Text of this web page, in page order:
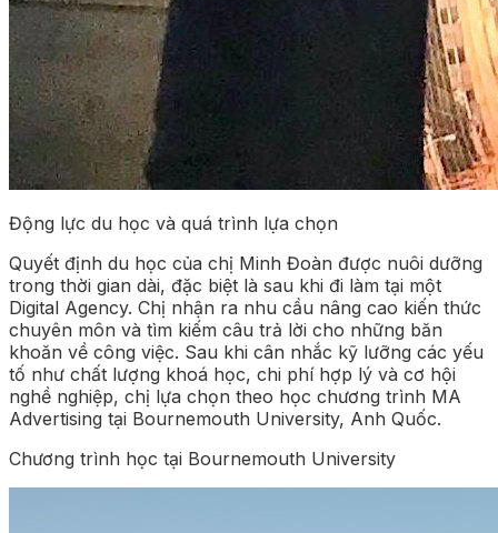
Động lực du học và quá trình lựa chọn
Quyết định du học của chị Minh Đoàn được nuôi dưỡng
trong thời gian dài, đặc biệt là sau khi đi làm tại một
Digital Agency. Chị nhận ra nhu cầu nâng cao kiến thức
chuyên môn và tìm kiếm câu trả lời cho những băn
khoăn về công việc. Sau khi cân nhắc kỹ lưỡng các yếu
tố như chất lượng khoá học, chi phí hợp lý và cơ hội
nghề nghiệp, chị lựa chọn theo học chương trình MA
Advertising tại Bournemouth University, Anh Quốc.
Chương trình học tại Bournemouth University